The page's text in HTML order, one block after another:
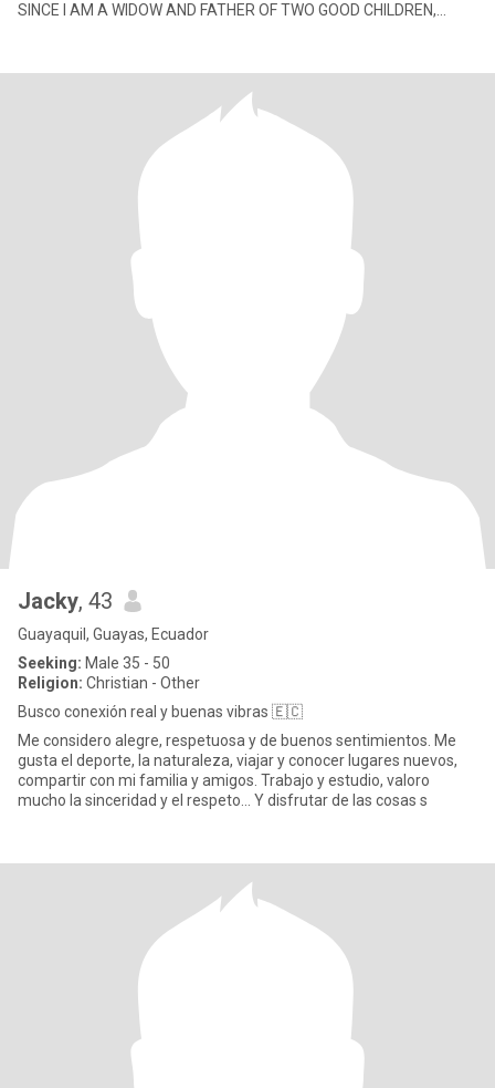
SINCE I AM A WIDOW AND FATHER OF TWO GOOD CHILDREN,
Jacky, 43
Guayaquil, Guayas, Ecuador
Seeking: Male 35 - 50
Religion: Christian - Other
Busco conexión real y buenas vibras 🇪🇨
Me considero alegre, respetuosa y de buenos sentimientos. Me
gusta el deporte, la naturaleza, viajar y conocer lugares nuevos,
compartir con mi familia y amigos. Trabajo y estudio, valoro
mucho la sinceridad y el respeto... Y disfrutar de las cosas s